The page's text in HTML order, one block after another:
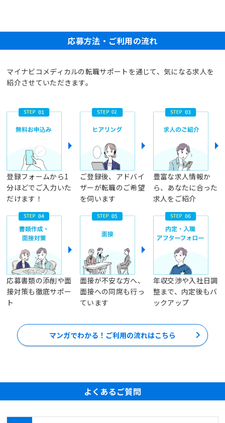
応募方法・ご利用の流れ
マイナビコメディカルの転職サポートを通じて、気になる求人を
紹介させていただきます。
登録フォームから1
分ほどでご入力いた
だけます！
ご登録後、アドバイ
ザーが転職のご希望
を伺います
豊富な求人情報か
ら、あなたに合った
求人をご紹介
応募書類の添削や面
接対策も徹底サポー
ト
面接が不安な方へ、
面接への同席も行っ
ています
年収交渉や入社日調
整まで、内定後もバ
ックアップ
マンガでわかる！ご利用の流れはこちら
よくあるご質問